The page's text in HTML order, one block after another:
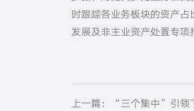
时跟踪各业务板块的资产
发展及非主业资产处置专项
上一篇：“三个集中”引领